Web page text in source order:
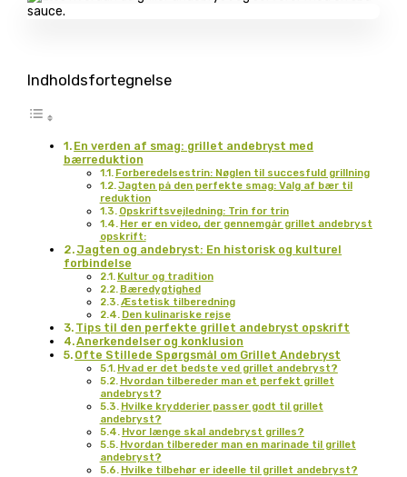
Indholdsfortegnelse
En verden af smag: grillet andebryst med
bærreduktion
Forberedelsestrin: Nøglen til succesfuld grillning
Jagten på den perfekte smag: Valg af bær til
reduktion
Opskriftsvejledning: Trin for trin
Her er en video, der gennemgår grillet andebryst
opskrift:
Jagten og andebryst: En historisk og kulturel
forbindelse
Kultur og tradition
Bæredygtighed
Æstetisk tilberedning
Den kulinariske rejse
Tips til den perfekte grillet andebryst opskrift
Anerkendelser og konklusion
Ofte Stillede Spørgsmål om Grillet Andebryst
Hvad er det bedste ved grillet andebryst?
Hvordan tilbereder man et perfekt grillet
andebryst?
Hvilke krydderier passer godt til grillet
andebryst?
Hvor længe skal andebryst grilles?
Hvordan tilbereder man en marinade til grillet
andebryst?
Hvilke tilbehør er ideelle til grillet andebryst?